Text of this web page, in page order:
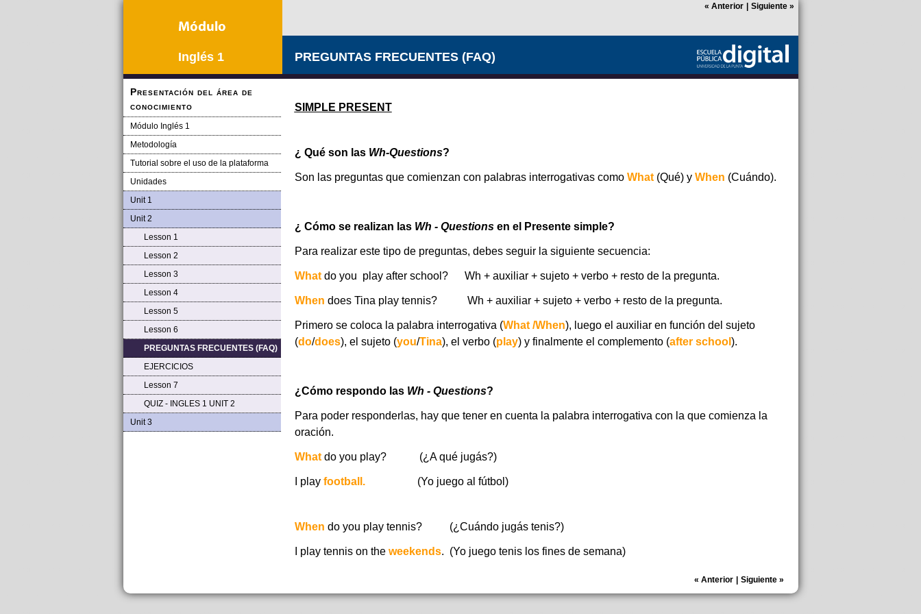
Inglés 1
Presentación del área de
conocimiento
Módulo Inglés 1
Metodología
Tutorial sobre el uso de la plataforma
Unidades
Unit 1
Unit 2
Lesson 1
Lesson 2
Lesson 3
Lesson 4
Lesson 5
Lesson 6
PREGUNTAS FRECUENTES (FAQ)
EJERCICIOS
Lesson 7
QUIZ - INGLES 1 UNIT 2
Unit 3
« Anterior Siguiente»
PREGUNTAS FRECUENTES (FAQ)
SIMPLE PRESENT
¿ Qué son las Wh-Questions?
Son las preguntas que comienzan con palabras interrogativas como What(Qué) y When (Cuándo).
¿ Cómo se realizan las Wh - Questionsen el Presente simple?
Para realizar este tipo de preguntas, debes seguir la siguiente secuencia:
Whatdo you play after school? Wh + auxiliar + sujeto + verbo + resto de la pregunta.
When does Tina play tennis? Wh + auxiliar + sujeto + verbo + resto de la pregunta.
Primero se coloca la palabra interrogativa (What /When), luego el auxiliar en función del sujeto
(do/does), el sujeto (you/Tina), el verbo (play) y finalmente el complemento (after school ).
¿Cómo respondo las Wh - Questions?
Para poder responderlas, hay que tener en cuenta la palabra interrogativa con la que comienza la
oración.
Whatdo you play? (¿A qué jugás?)
I play football. (Yo juego al fútbol)
When do you play tennis? (¿Cuándo jugás tenis?)
I play tennis on the weekends. (Yo juego tenis los fines de semana)
« Anterior Siguiente»